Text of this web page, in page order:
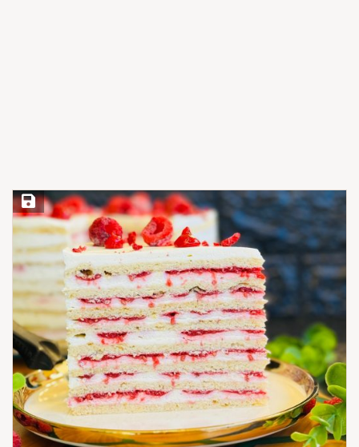
Save Recipe